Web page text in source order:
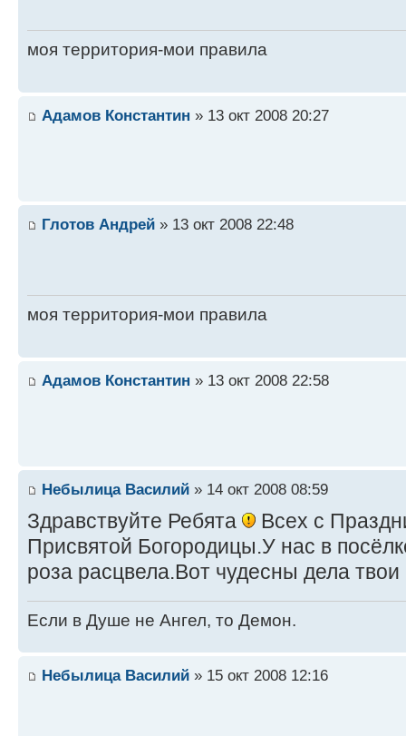
моя территория-мои правила
Адамов Константин » 13 окт 2008 20:27
Глотов Андрей » 13 окт 2008 22:48
моя территория-мои правила
Адамов Константин » 13 окт 2008 22:58
Небылица Василий » 14 окт 2008 08:59
Здравствуйте Ребята
Всех с
Присвятой Богородицы.У нас в
роза расцвела.Вот чудесны дела твои
Если в Душе не Ангел, то Демон.
Небылица Василий » 15 окт 2008 12:16